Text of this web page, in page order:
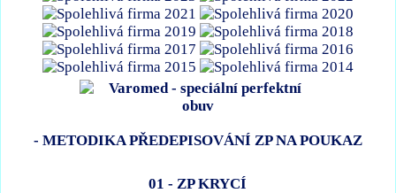
- METODIKA PŘEDEPISOVÁNÍ ZP NA POUKAZ
01 - ZP KRYCÍ